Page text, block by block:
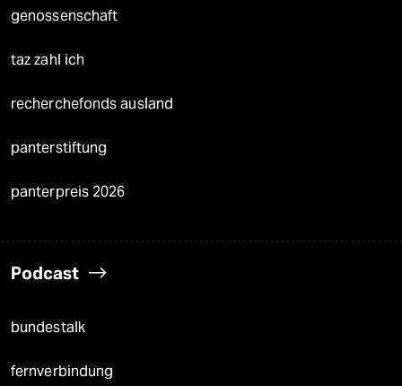
genossenschaft
taz zahl ich
recherchefonds ausland
panterstiftung
panterpreis 2026
Podcast
bundestalk
fernverbindung